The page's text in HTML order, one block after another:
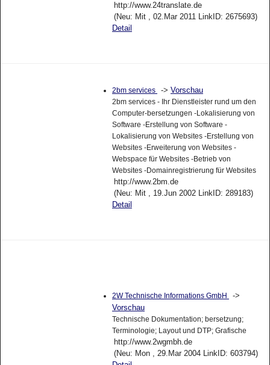
http://www.24translate.de
(Neu: Mit , 02.Mar 2011 LinkID: 2675693)
Detail
2bm services -> Vorschau
2bm services - Ihr Dienstleister rund um den
Computer-bersetzungen -Lokalisierung von
Software -Erstellung von Software -
Lokalisierung von Websites -Erstellung von
Websites -Erweiterung von Websites -
Webspace für Websites -Betrieb von
Websites -Domainregistrierung für Websites
http://www.2bm.de
(Neu: Mit , 19.Jun 2002 LinkID: 289183)
Detail
2W Technische Informations GmbH
->
Vorschau
Technische Dokumentation; bersetzung;
Terminologie; Layout und DTP; Grafische
http://www.2wgmbh.de
(Neu: Mon , 29.Mar 2004 LinkID: 603794)